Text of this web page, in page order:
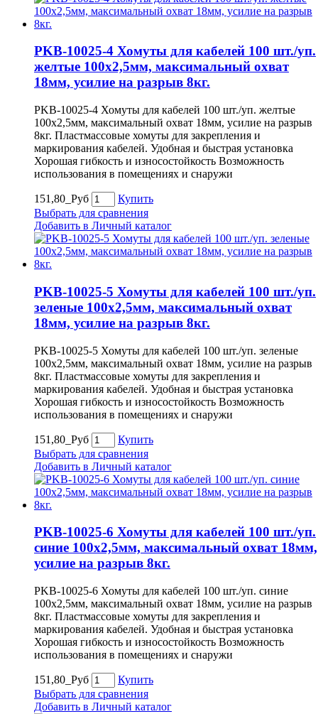
PKB-10025-4 Хомуты для кабелей 100 шт./уп.
желтые 100х2,5мм, максимальный охват
18мм, усилие на разрыв 8кг.
PKB-10025-4 Хомуты для кабелей 100 шт./уп. желтые
100х2,5мм, максимальный охват 18мм, усилие на разрыв
8кг. Пластмассовые хомуты для закрепления и
маркирования кабелей. Удобная и быстрая установка
Хорошая гибкость и износостойкость Возможность
использования в помещениях и снаружи
151,80_Руб
Купить
Выбрать для сравнения
Добавить в Личный каталог
PKB-10025-5 Хомуты для кабелей 100 шт./уп.
зеленые 100х2,5мм, максимальный охват
18мм, усилие на разрыв 8кг.
PKB-10025-5 Хомуты для кабелей 100 шт./уп. зеленые
100х2,5мм, максимальный охват 18мм, усилие на разрыв
8кг. Пластмассовые хомуты для закрепления и
маркирования кабелей. Удобная и быстрая установка
Хорошая гибкость и износостойкость Возможность
использования в помещениях и снаружи
151,80_Руб
Купить
Выбрать для сравнения
Добавить в Личный каталог
PKB-10025-6 Хомуты для кабелей 100 шт./уп.
синие 100х2,5мм, максимальный охват 18мм,
усилие на разрыв 8кг.
PKB-10025-6 Хомуты для кабелей 100 шт./уп. синие
100х2,5мм, максимальный охват 18мм, усилие на разрыв
8кг. Пластмассовые хомуты для закрепления и
маркирования кабелей. Удобная и быстрая установка
Хорошая гибкость и износостойкость Возможность
использования в помещениях и снаружи
151,80_Руб
Купить
Выбрать для сравнения
Добавить в Личный каталог